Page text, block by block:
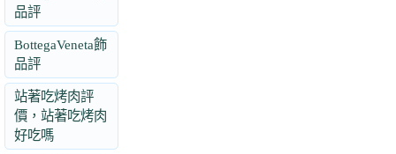
品評
BottegaVeneta飾
品評
站著吃烤肉評
價，站著吃烤肉
好吃嗎